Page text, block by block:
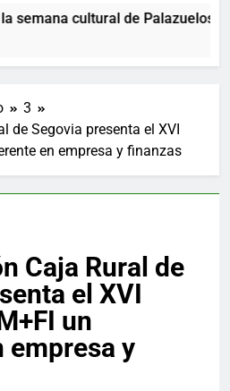
cultural de Palazuelos de
3
de Segovia presenta el XVI
en empresa y finanzas
Caja Rural de
el XVI
un
empresa y